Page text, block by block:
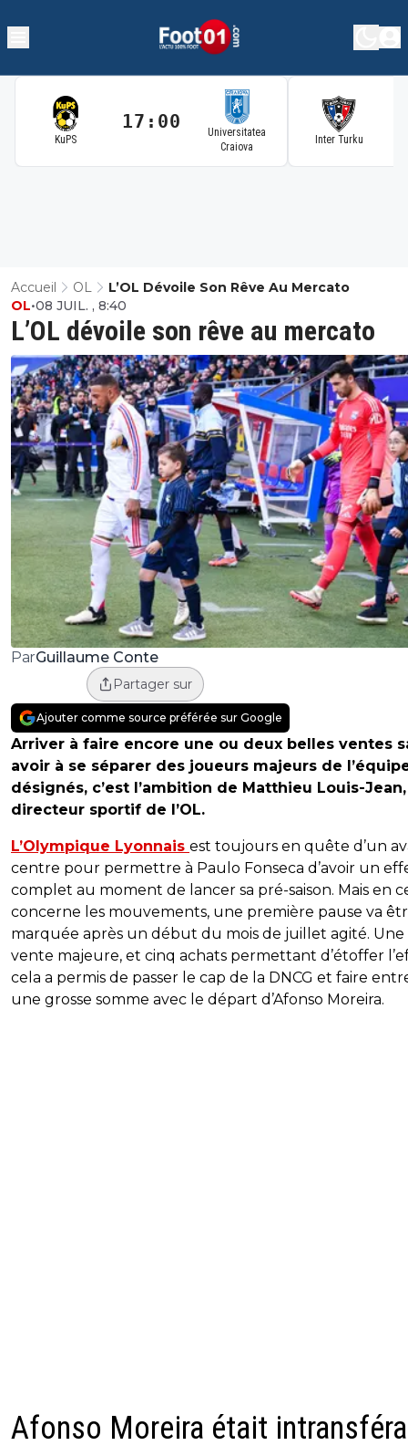
KuPS
17:00
Universitatea
Craiova
Inter Turku
Accueil OL L’OL Dévoile Son Rêve Au Mercato
L’OL dévoile son rêve au mercato
OL•08 JUIL. , 8:40
ParGuillaume Conte
Partager sur
Ajouter comme source préférée sur Google
Arriver à faire encore une ou deux belles ventes
avoir à se séparer des joueurs majeurs de
désignés, c’est l’ambition de Matthieu Louis-
directeur sportif de l’OL.
L’Olympique Lyonnais est toujours en quête d’un
centre pour permettre à Paulo Fonseca d’avoir un
complet au moment de lancer sa pré-saison. Mais en
concerne les mouvements, une première pause va
marquée après un début du mois de juillet agité. Une
vente majeure, et cinq achats permettant d’étoffer
cela a permis de passer le cap de la DNCG et faire
une grosse somme avec le départ d’Afonso Moreira.
Afonso Moreira était